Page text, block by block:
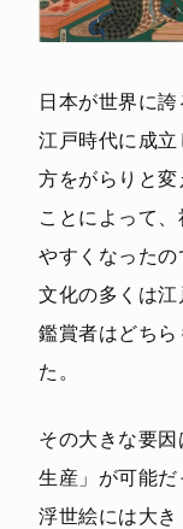
日本が世界に誇
江戸時代に成立
方をがらりと
ことによって
やすくなったの
文化の多くは江
鑑賞者はどち
た。
その大きな要
生産」が可能だ
浮世絵には大